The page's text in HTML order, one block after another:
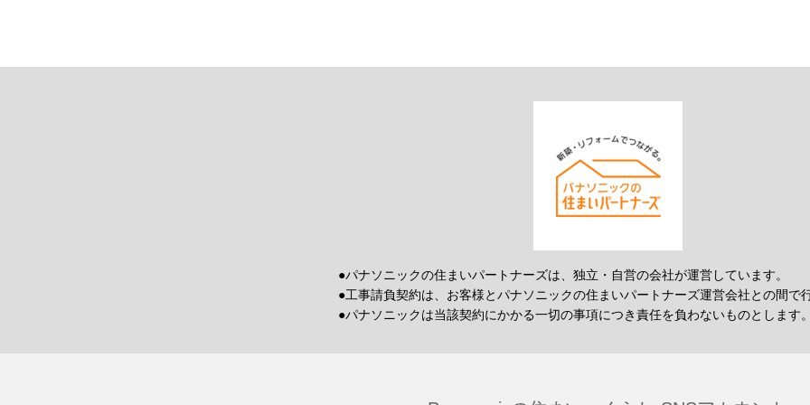
●パナソニックの住まいパートナーズは、独立・自営の会社が運営しています。
●工事請負契約は、お客様とパナソニックの住まいパートナーズ運営会社との間で
●パナソニックは当該契約にかかる一切の事項につき責任を負わないものとします。